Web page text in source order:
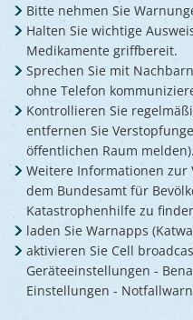
Bitte nehmen Sie
Halten Sie wichtige
Medikamente griffbereit.
Sprechen Sie mit
ohne Telefon
Kontrollieren Sie
entfernen Sie
öffentlichen Raum melden).
Weitere Informationen zur
dem Bundesamt für
Katastrophenhilfe zu
laden Sie Warnapps
aktivieren Sie Cell
Geräteeinstellungen -
Einstellungen -